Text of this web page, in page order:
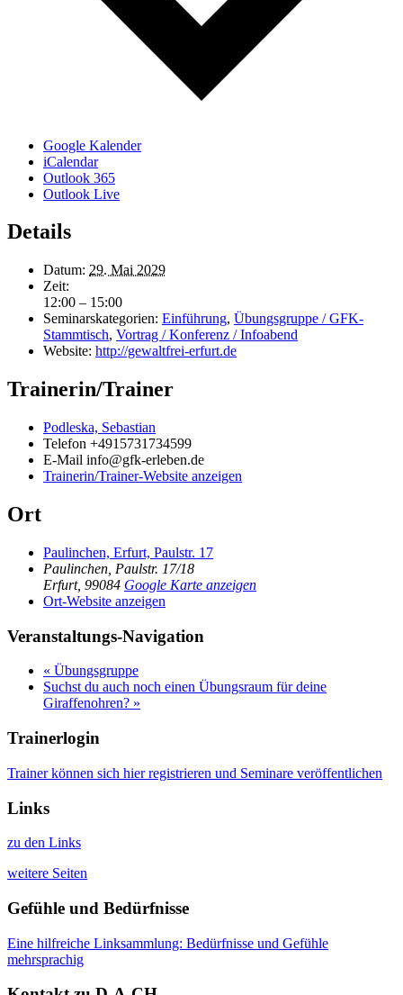
Google Kalender
iCalendar
Outlook 365
Outlook Live
Details
Datum: 29. Mai 2029
Zeit:
12:00 – 15:00
Seminarskategorien: Einführung, Übungsgruppe / GFK-
Stammtisch, Vortrag / Konferenz / Infoabend
Website: http://gewaltfrei-erfurt.de
Trainerin/Trainer
Podleska, Sebastian
Telefon +4915731734599
E-Mail info@gfk-erleben.de
Trainerin/Trainer-Website anzeigen
Ort
Paulinchen, Erfurt, Paulstr. 17
Paulinchen, Paulstr. 17/18
Erfurt, 99084 Google Karte anzeigen
Ort-Website anzeigen
Veranstaltungs-Navigation
« Übungsgruppe
Suchst du auch noch einen Übungsraum für deine
Giraffenohren? »
Trainerlogin
Trainer können sich hier registrieren und Seminare veröffentlichen
Links
zu den Links
weitere Seiten
Gefühle und Bedürfnisse
Eine hilfreiche Linksammlung: Bedürfnisse und Gefühle
mehrsprachig